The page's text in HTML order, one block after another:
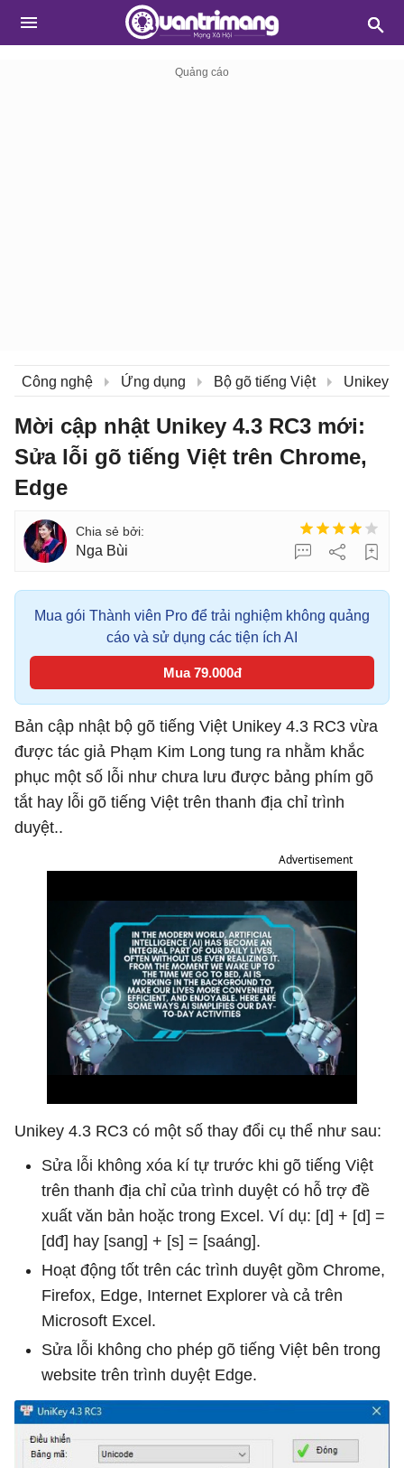
Công nghệ Ứng dụng Bộ gõ tiếng Việt Unikey
Mời cập nhật Unikey 4.3 RC3 mới:
Sửa lỗi gõ tiếng Việt trên Chrome,
Edge
Nga Bùi
Mua gói Thành viên Pro để trải nghiệm không quảng
cáo và sử dụng các tiện ích AI
Mua 79.000đ
Bản cập nhật bộ gõ tiếng Việt Unikey 4.3 RC3 vừa
được tác giả Phạm Kim Long tung ra nhằm khắc
phục một số lỗi như chưa lưu được bảng phím gõ
tắt hay lỗi gõ tiếng Việt trên thanh địa chỉ trình
duyệt..
Advertisement
Unikey 4.3 RC3 có một số thay đổi cụ thể như sau:
Sửa lỗi không xóa kí tự trước khi gõ tiếng Việt
trên thanh địa chỉ của trình duyệt có hỗ trợ đề
xuất văn bản hoặc trong Excel. Ví dụ: [d] + [d] =
[dđ] hay [sang] + [s] = [saáng].
Hoạt động tốt trên các trình duyệt gồm Chrome,
Firefox, Edge, Internet Explorer và cả trên
Microsoft Excel.
Sửa lỗi không cho phép gõ tiếng Việt bên trong
website trên trình duyệt Edge.